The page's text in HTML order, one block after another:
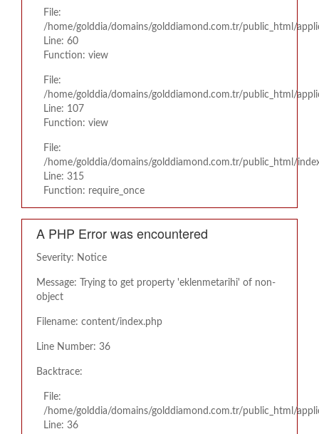
File:
/home/golddia/domains/golddiamond.com.tr/public_html/
Line: 60
Function: view
File:
/home/golddia/domains/golddiamond.com.tr/public_html/
Line: 107
Function: view
File:
/home/golddia/domains/golddiamond.com.tr/public_html/
Line: 315
Function: require_once
A PHP Error was encountered
Severity: Notice
Message: Trying to get property 'eklenmetarihi' of non-
object
Filename: content/index.php
Line Number: 36
Backtrace:
File:
/home/golddia/domains/golddiamond.com.tr/public_html/
Line: 36